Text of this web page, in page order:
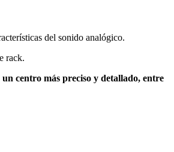
del sonido analógico.
rack.
centro más preciso y detallado, entre